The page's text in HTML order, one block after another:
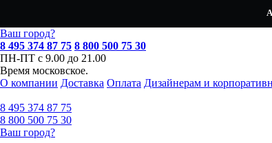
Ваш город?
8 495 374 87 75 8 800 500 75 30
ПН-ПТ с 9.00 до 21.00
Время московское.
О компании Доставка Оплата Дизайнерам и
8 495 374 87 75
8 800 500 75 30
Ваш город?